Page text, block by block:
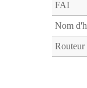
FAI
Nom
Routeur